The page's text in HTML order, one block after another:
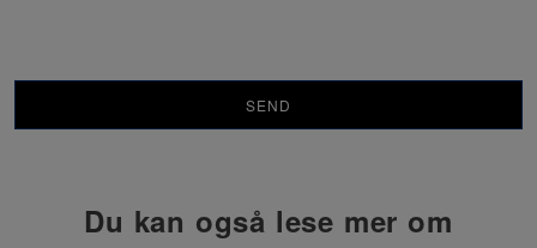
SEND
Du kan også lese mer om